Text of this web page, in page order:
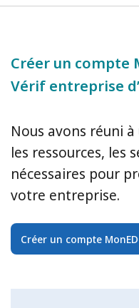
Créer un compte
Vérif entreprise
Nous avons réuni
les ressources, les
nécessaires pour
votre entreprise.
Créer un compte